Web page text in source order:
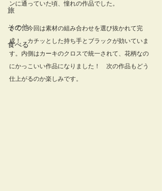
旅
その他
食べる
ンに通っていた頃、憧れの作品でした。
さて、今回は素材の組み合わせを選び抜かれて完
成！　カチッとした持ち手とブラックが効いていま
す。内側はカーキのクロスで統一されて、花柄なの
にかっこいい作品になりました！　次の作品もどう
仕上がるのか楽しみです。